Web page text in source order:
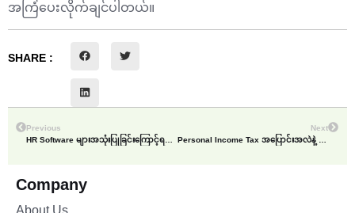
အကြံပေးလိုက်ချင်ပါတယ်။
SHARE :
Previous
Next
Company
About Us